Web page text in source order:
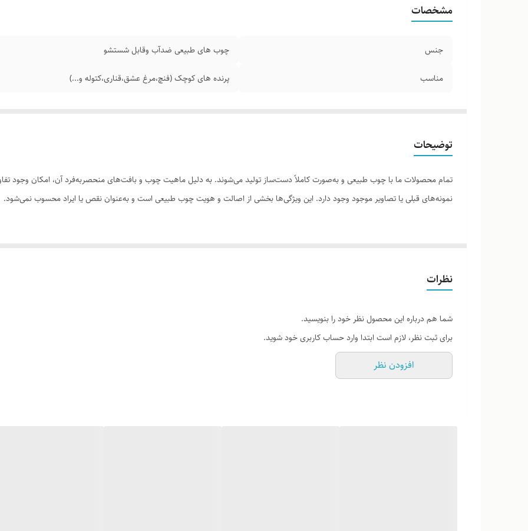
مشخصات
جنس چوب های طبیعی ضدآب وقابل شستشو
مناسب پرنده های کوچک (فنچ،مرغ عشق،قناری،کتوله و...)
توضیحات
تمام محصولات ما با چوب طبیعی و به‌صورت کاملاً دست‌ساز تولید می‌شوند. به دلیل ماهیت چوب و بافت‌های منحصر‌به‌فرد آن، امکان وجود
نمونه‌های قبلی یا تصاویر موجود وجود دارد. این ویژگی‌ها بخشی از اصالت و هویت چوب طبیعی است و به‌عنوان نقص یا ایراد محسوب نمی‌شود.
لطفاً پیش از ثبت سفارش، تصاویر کارگاهی هر محصول را بررسی کنید. ثبت سفارش به‌منزله‌ی پذیرش این موارد و آگاهی از ویژگی‌های طبیعی
نظرات
شما هم درباره این محصول نظر خود را بنویسید.
برای ثبت نظر، لازم است ابتدا وارد حساب کاربری خود شوید.
افزودن نظر